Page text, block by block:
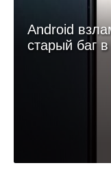
Android
старый баг